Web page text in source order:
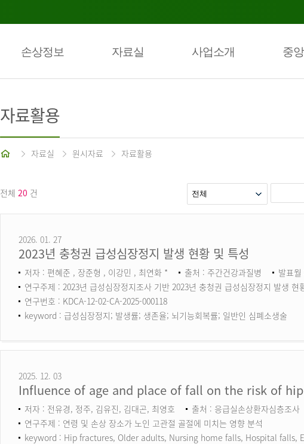
손상정보 자료실 사업소개 중
자료활용
홈 자료실 원시자료 자료활용
전체 20 건
2026. 01. 27
2023년 충청권 급성심장정지 발생 현황 및 특성
저자 : 편혜준 , 장준형 , 이강민 , 최연화 * 출처 : 주간건강과질병 발표
연구주제 : 2023년 급성심장정지조사 기반 2023년 충청권 급성심장정지 발생 현
연구번호 : KDCA-12-02-CA-2025-000118
keyword : 급성심장정지; 발생률; 생존율; 뇌기능회복률; 일반인 심폐소생술
2025. 12. 03
Influence of age and place of fall on the risk of
저자 : 전유경, 정주, 김유진, 김대곤, 최영호 출처 : 응급실손상환자심층조사
연구주제 : 연령 및 손상 장소가 노인 고관절 골절에 미치는 영향 분석
keyword : Hip fractures, Older adults, Nursing home falls, Hospital